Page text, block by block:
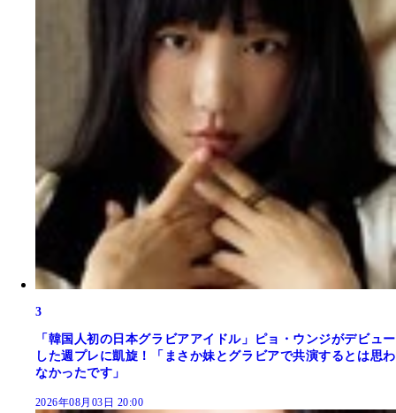
3
「韓国人初の日本グラビアアイドル」ピョ・ウンジがデビュー
した週プレに凱旋！「まさか妹とグラビアで共演するとは思わ
なかったです」
2026年08月03日 20:00